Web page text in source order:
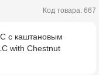
Код товара: 667